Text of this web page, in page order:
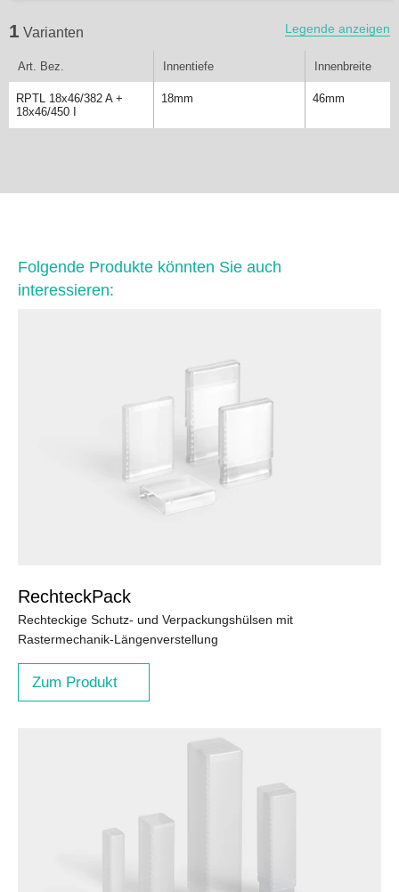
1 Varianten Legende anzeigen
Art. Bez. Innentiefe Innenbreite
RPTL 18x46/382 A +
18x46/450 I
18mm 46mm
Folgende Produkte könnten Sie auch
interessieren:
RechteckPack
Rechteckige Schutz- und Verpackungshülsen mit
Rastermechanik-Längenverstellung
Zum Produkt